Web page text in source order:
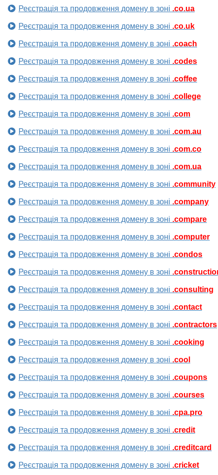
Реєстрація та продовження домену в зоні .co.ua
Реєстрація та продовження домену в зоні .co.uk
Реєстрація та продовження домену в зоні .coach
Реєстрація та продовження домену в зоні .codes
Реєстрація та продовження домену в зоні .coffee
Реєстрація та продовження домену в зоні .college
Реєстрація та продовження домену в зоні .com
Реєстрація та продовження домену в зоні .com.au
Реєстрація та продовження домену в зоні .com.co
Реєстрація та продовження домену в зоні .com.ua
Реєстрація та продовження домену в зоні .community
Реєстрація та продовження домену в зоні .company
Реєстрація та продовження домену в зоні .compare
Реєстрація та продовження домену в зоні .computer
Реєстрація та продовження домену в зоні .condos
Реєстрація та продовження домену в зоні
Реєстрація та продовження домену в зоні .consulting
Реєстрація та продовження домену в зоні .contact
Реєстрація та продовження домену в зоні .contractors
Реєстрація та продовження домену в зоні .cooking
Реєстрація та продовження домену в зоні .cool
Реєстрація та продовження домену в зоні .coupons
Реєстрація та продовження домену в зоні .courses
Реєстрація та продовження домену в зоні .cpa.pro
Реєстрація та продовження домену в зоні .credit
Реєстрація та продовження домену в зоні .creditcard
Реєстрація та продовження домену в зоні .cricket